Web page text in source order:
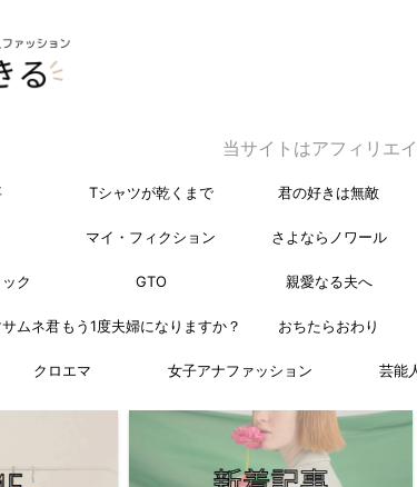
当サイトはアフィリエ
Tシャツが乾くまで 君の好きは無敵
マイ・フィクション さよならノワール
ク GTO 親愛なる夫へ
ムネ君 もう1度夫婦になりますか？ おちたらおわり
クロエマ 女子アナファッション 芸能